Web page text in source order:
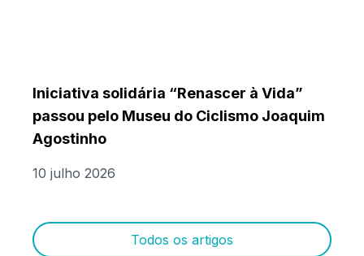
Iniciativa solidária “Renascer à Vida”
passou pelo Museu do Ciclismo Joaquim
Agostinho
10 julho 2026
Todos os artigos